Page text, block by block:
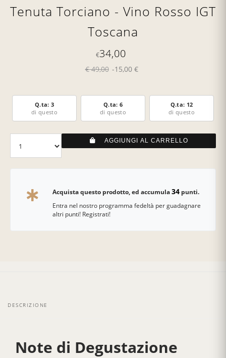
Tenuta Torciano - Vino Rosso IGT
Toscana
€34,00
€ 49,00 -15,00 €
Q.ta: 3
di questo
Q.ta: 6
di questo
Q.ta: 12
di questo
AGGIUNGI AL CARRELLO
Acquista questo prodotto, ed accumula34punti.
Entra nel nostro programma fedeltà per guadagnare
altri punti! Registrati!
DESCRIZIONE
Note di Degustazione